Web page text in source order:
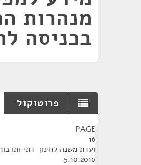
מנהרות
בכניסה
פרוטוקול
PAGE
16
ועדת משנה לחינוך דתי
5.10.2010